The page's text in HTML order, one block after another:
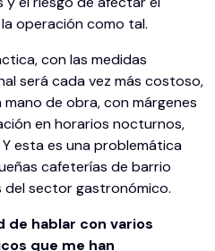
operación como tal.
con las medidas
será cada vez más costoso,
de obra, con márgenes
en horarios nocturnos,
esta es una problemática
cafeterías de barrio
del sector gastronómico.
de hablar con varios
que me han